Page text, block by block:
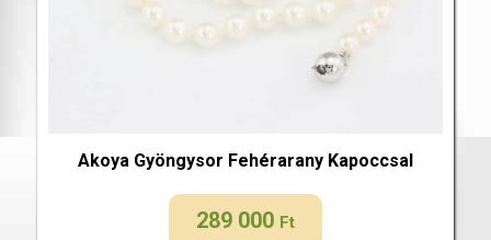
Akoya Gyöngysor Fehérarany Kapoccsal
289 000 Ft